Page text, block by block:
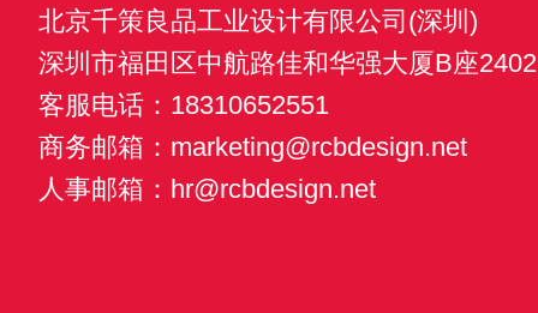
北京千策良品工业设计有限公司(深圳)
深圳市福田区中航路佳和华强大厦B座2402
客服电话：18310652551
商务邮箱：marketing@rcbdesign.net
人事邮箱：hr@rcbdesign.net